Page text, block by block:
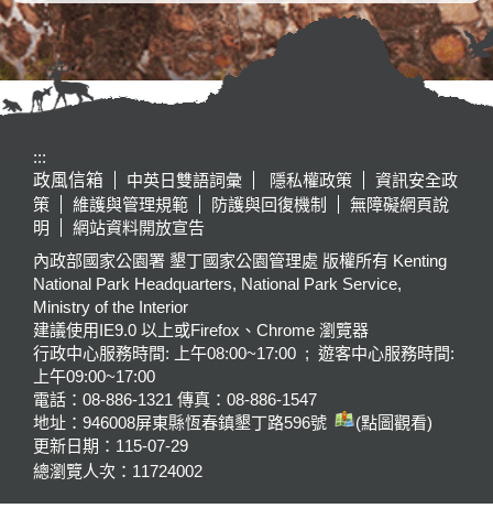
:::
政風信箱
中英日雙語詞彙 隱私權政策
資訊安全政
策
維護與管理規範 防護與回復機制
無障礙網頁說
明
網站資料開放宣告
內政部國家公園署 墾丁國家公園管理處 版權所有 Kenting
National Park Headquarters, National Park Service,
Ministry of the Interior
建議使用IE9.0 以上或Firefox、Chrome 瀏覽器
行政中心服務時間: 上午08:00~17:00 ; 遊客中心服務時間:
上午09:00~17:00
電話：08-886-1321 傳真：08-886-1547
地址：946008屏東縣恆春鎮墾丁路596號
(點圖觀看)
更新日期： 115-07-29
總瀏覽人次： 11724002